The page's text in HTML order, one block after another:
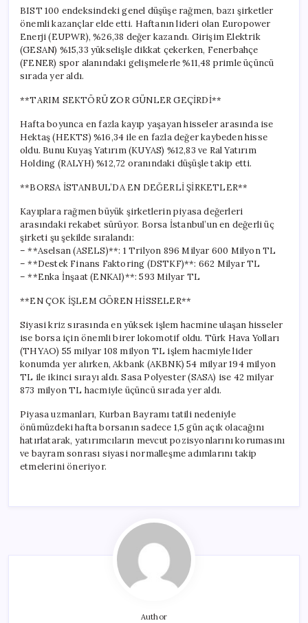
BIST 100 endeksindeki genel düşüşe rağmen, bazı şirketler
önemli kazançlar elde etti. Haftanın lideri olan Europower
Enerji (EUPWR), %26,38 değer kazandı. Girişim Elektrik
(GESAN) %15,33 yükselişle dikkat çekerken, Fenerbahçe
(FENER) spor alanındaki gelişmelerle %11,48 primle üçüncü
sırada yer aldı.
**TARIM SEKTÖRÜ ZOR GÜNLER GEÇİRDİ**
Hafta boyunca en fazla kayıp yaşayan hisseler arasında ise
Hektaş (HEKTS) %16,34 ile en fazla değer kaybeden hisse
oldu. Bunu Kuyaş Yatırım (KUYAS) %12,83 ve Ral Yatırım
Holding (RALYH) %12,72 oranındaki düşüşle takip etti.
**BORSA İSTANBUL’DA EN DEĞERLİ ŞİRKETLER**
Kayıplara rağmen büyük şirketlerin piyasa değerleri
arasındaki rekabet sürüyor. Borsa İstanbul’un en değerli üç
şirketi şu şekilde sıralandı:
– **Aselsan (ASELS)**: 1 Trilyon 896 Milyar 600 Milyon TL
– **Destek Finans Faktoring (DSTKF)**: 662 Milyar TL
– **Enka İnşaat (ENKAI)**: 593 Milyar TL
**EN ÇOK İŞLEM GÖREN HİSSELER**
Siyasi kriz sırasında en yüksek işlem hacmine ulaşan hisseler
ise borsa için önemli birer lokomotif oldu. Türk Hava Yolları
(THYAO) 55 milyar 108 milyon TL işlem hacmiyle lider
konumda yer alırken, Akbank (AKBNK) 54 milyar 194 milyon
TL ile ikinci sırayı aldı. Sasa Polyester (SASA) ise 42 milyar
873 milyon TL hacmiyle üçüncü sırada yer aldı.
Piyasa uzmanları, Kurban Bayramı tatili nedeniyle
önümüzdeki hafta borsanın sadece 1,5 gün açık olacağını
hatırlatarak, yatırımcıların mevcut pozisyonlarını korumasını
ve bayram sonrası siyasi normalleşme adımlarını takip
etmelerini öneriyor.
Author